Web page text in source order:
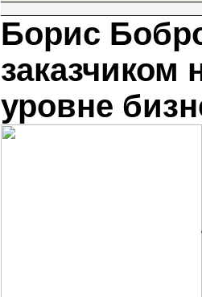
Борис
заказчиком
уровне